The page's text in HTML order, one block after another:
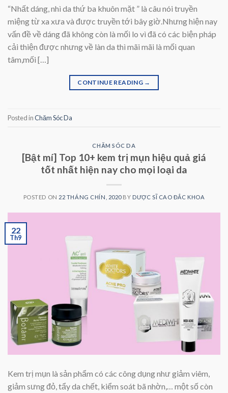
“Nhất dáng, nhì da thứ ba khuôn mặt ” là câu nói truyền
miệng từ xa xưa và được truyền tới bây giờ.Nhưng hiện nay
vấn đề về dáng đã không còn là mối lo vì đã có các biện pháp
cải thiện được nhưng về làn da thì mãi mãi là mối quan
tâm,mối […]
CONTINUE READING →
Posted inChăm Sóc Da
CHĂM SÓC DA
[Bật mí] Top 10+ kem trị mụn hiệu quả giá
tốt nhất hiện nay cho mọi loại da
POSTED ON 22 THÁNG CHÍN, 2020BY DƯỢC SĨ CAO ĐẮC KHOA
22
Th9
Kem trị mụn là sản phẩm có các công dụng như giảm viêm,
giảm sưng đỏ, tẩy da chết, kiểm soát bã nhờn,… một số còn